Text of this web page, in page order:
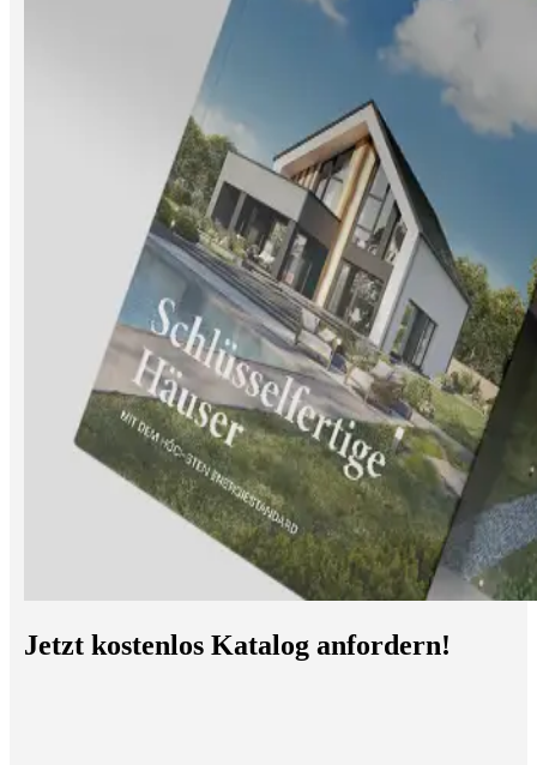
Jetzt kostenlos Katalog anfordern!